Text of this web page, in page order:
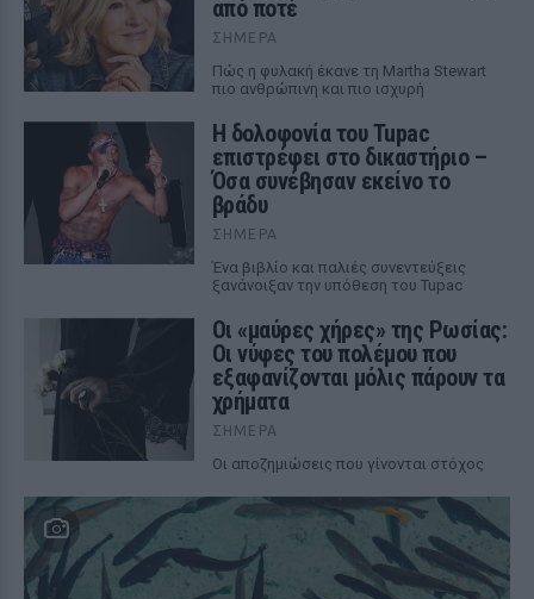
από ποτέ
ΣΉΜΕΡΑ
Πώς η φυλακή έκανε τη Martha Stewart
πιο ανθρώπινη και πιο ισχυρή
Η δολοφονία του Tupac
επιστρέφει στο δικαστήριο –
Όσα συνέβησαν εκείνο το
βράδυ
ΣΉΜΕΡΑ
Ένα βιβλίο και παλιές συνεντεύξεις
ξανάνοιξαν την υπόθεση του Tupac
Οι «μαύρες χήρες» της Ρωσίας:
Οι νύφες του πολέμου που
εξαφανίζονται μόλις πάρουν τα
χρήματα
ΣΉΜΕΡΑ
Οι αποζημιώσεις που γίνονται στόχος